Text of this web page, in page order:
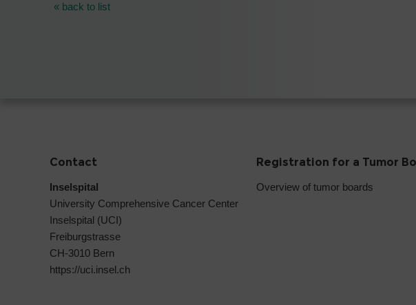
« back to list
Contact
Inselspital
University Comprehensive Cancer Center
Inselspital (UCI)
Freiburgstrasse
CH-3010 Bern
https://uci.insel.ch
Registration for a Tumor
Overview of tumor boards